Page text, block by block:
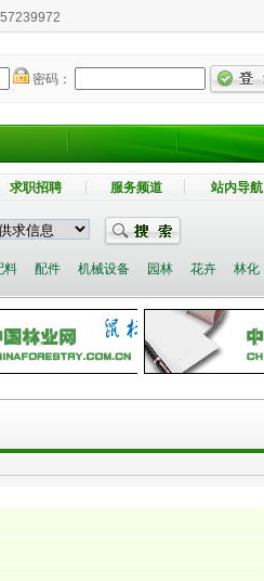
密码：
求职招聘 服务频道 站内导航
料 配件 机械设备 园林 花卉 林化